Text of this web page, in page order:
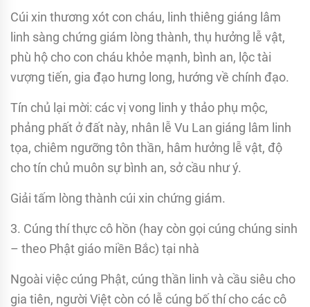
Cúi xin thương xót con cháu, linh thiêng giáng lâm
linh sàng chứng giám lòng thành, thụ hưởng lễ vật,
phù hộ cho con cháu khỏe mạnh, bình an, lộc tài
vượng tiến, gia đạo hưng long, hướng về chính đạo.
Tín chủ lại mời: các vị vong linh y thảo phụ mộc,
phảng phất ở đất này, nhân lễ Vu Lan giáng lâm linh
tọa, chiêm ngưỡng tôn thần, hâm hưởng lễ vật, độ
cho tín chủ muôn sự bình an, sở cầu như ý.
Giải tấm lòng thành cúi xin chứng giám.
3. Cúng thí thực cô hồn (hay còn gọi cúng chúng sinh
– theo Phật giáo miền Bắc) tại nhà
Ngoài việc cúng Phật, cúng thần linh và cầu siêu cho
gia tiên, người Việt còn có lễ cúng bố thí cho các cô